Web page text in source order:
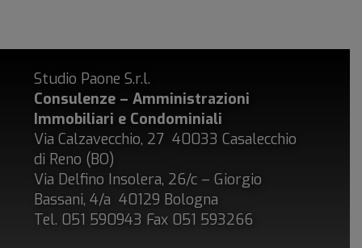
Studio Paone S.r.l.
Consulenze – Amministrazioni
Immobiliari e Condominiali
Via Calzavecchio, 27 40033 Casalecchio
di Reno (BO)
Via Delfino Insolera, 26/c – Giorgio
Bassani, 4/a 40129 Bologna
Tel. 051 590943 Fax 051 593266